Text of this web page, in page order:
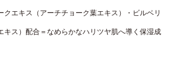
クエキス（アーチチョーク葉エキス）・ビルベリ
キス）配合＝なめらかなハリツヤ肌へ導く保湿成